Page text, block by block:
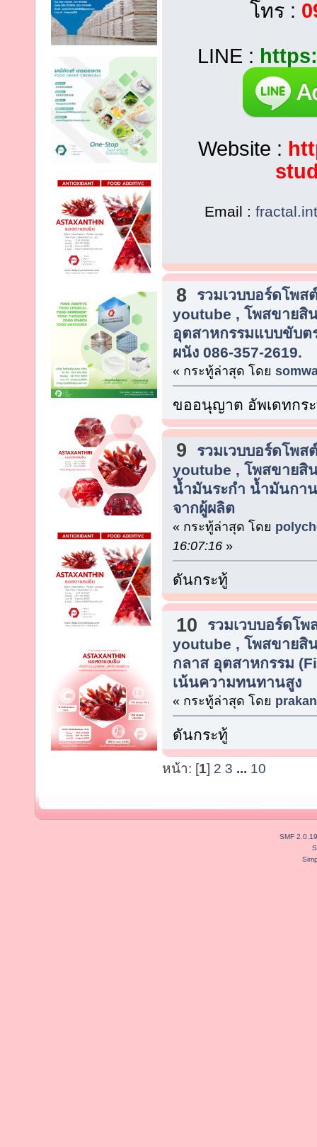
โทร :
LINE :
Website :
Email :
8
รวมเวบบอร์ดโพส
youtube , โพสขายสิ
อุตสาหกรรมแบบขับต
ผนัง 086-357-2619.
« กระทู้ล่าสุด โดย
ขออนุญาต อัพเดทกร
9
รวมเวบบอร์ดโพส
youtube , โพสขายสิ
น้ำมันระกำ น้ำมันกา
จากผู้ผลิต
« กระทู้ล่าสุด โดย
16:07:16»
ดันกระทู้
10
รวมเวบบอร์ดโพ
youtube , โพสขายสิ
กลาส อุตสาหกรรม
เน้นความทนทานสูง
« กระทู้ล่าสุด โดย
ดันกระทู้
หน้า: [1] 2 3 ... 10
SMF 2.0.19